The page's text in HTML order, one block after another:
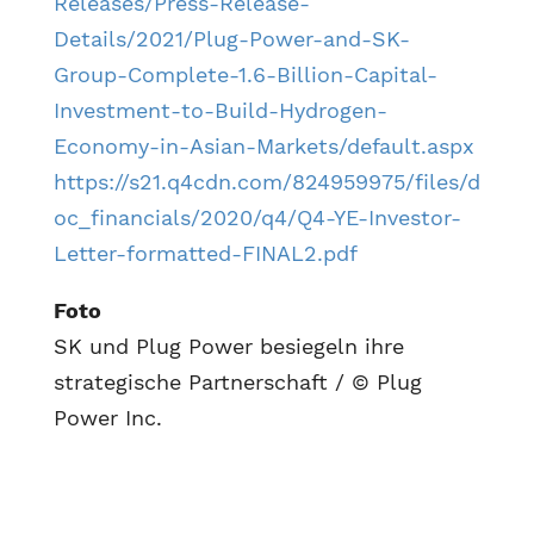
Details/2021/Plug-Power-and-SK-
Group-Complete-1.6-Billion-Capital-
Investment-to-Build-Hydrogen-
Economy-in-Asian-Markets/default.aspx
https://s21.q4cdn.com/824959975/files/d
oc_financials/2020/q4/Q4-YE-Investor-
Letter-formatted-FINAL2.pdf
Foto
SK und Plug Power besiegeln ihre
strategische Partnerschaft / © Plug
Power Inc.